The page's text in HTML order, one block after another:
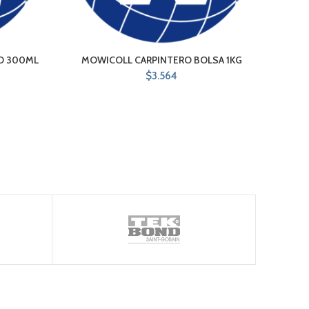
300ML
MOWICOLL CARPINTERO BOLSA 1KG
$3.564